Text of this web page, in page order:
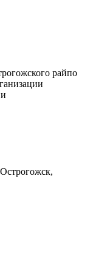
райпо